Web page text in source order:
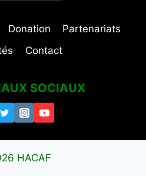
Donation
Partenariats
Contact
SOCIAUX
HACAF